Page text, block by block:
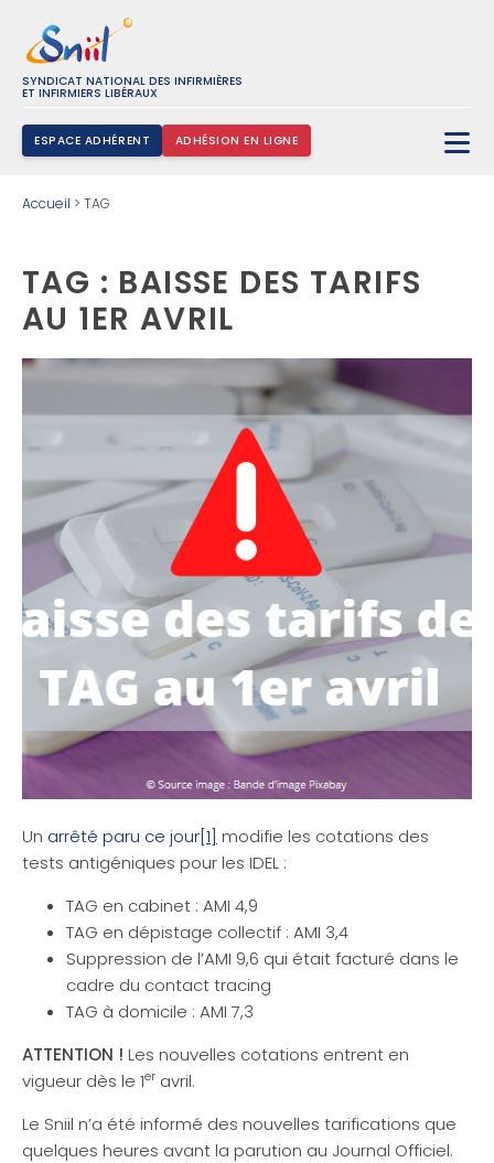
SYNDICAT NATIONAL DES INFIRMIÈRES
ET INFIRMIERS LIBÉRAUX
ESPACE ADHÉRENT ADHÉSION EN LIGNE
Accueil > TAG
TAG : BAISSE DES TARIFS
AU 1ER AVRIL
Un arrêté paru ce jour[1] modifie les cotations des
tests antigéniques pour les IDEL :
TAG en cabinet : AMI 4,9
TAG en dépistage collectif : AMI 3,4
Suppression de l’AMI 9,6 qui était facturé dans le
cadre du contact tracing
TAG à domicile : AMI 7,3
ATTENTION ! Les nouvelles cotations entrent en
vigueur dès le 1er avril.
Le Sniil n’a été informé des nouvelles tarifications que
quelques heures avant la parution au Journal Officiel.